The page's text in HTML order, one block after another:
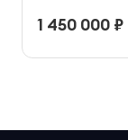
1 450 000 ₽